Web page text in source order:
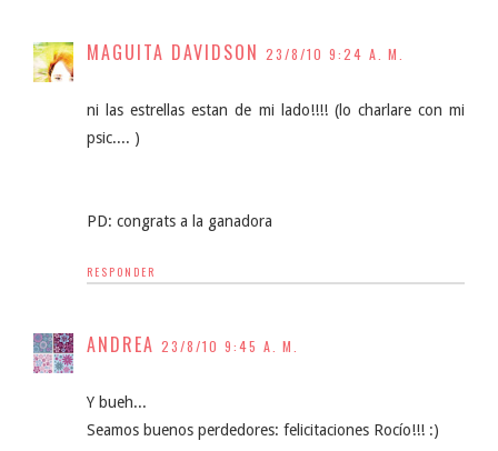
MAGUITA DAVIDSON 23/8/10 9:24 A. M.
ni las estrellas estan de mi lado!!!! (lo charlare con mi
psic.... )
PD: congrats a la ganadora
RESPONDER
ANDREA 23/8/10 9:45 A. M.
Y bueh...
Seamos buenos perdedores: felicitaciones Rocío!!! :)